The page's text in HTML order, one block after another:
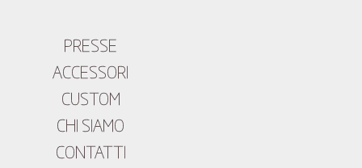
PRESSE
ACCESSORI
CUSTOM
CHI SIAMO
CONTATTI